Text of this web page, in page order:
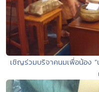
เชิญร่วมบริจาคนมเพื่อน้อง